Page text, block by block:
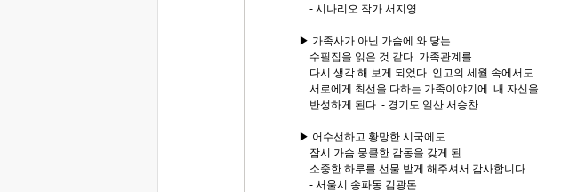
- 시나리오 작가 서지영
▶ 가족사가 아닌 가슴에 와 닿는
수필집을 읽은 것 같다. 가족관계를
다시 생각 해 보게 되었다. 인고의 세월 속에서도
서로에게 최선을 다하는 가족이야기에 내 자신을
반성하게 된다. - 경기도 일산 서승찬
▶ 어수선하고 황망한 시국에도
잠시 가슴 뭉클한 감동을 갖게 된
소중한 하루를 선물 받게 해주셔서 감사합니다.
- 서울시 송파동 김광돈